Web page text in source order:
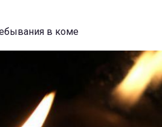
в коме